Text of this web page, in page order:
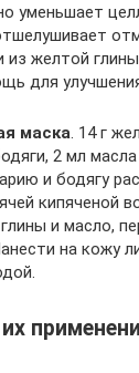
уменьшает
из желтой
для
маска. 14 г
2 мл
и бодягу
кипяченой
и масло,
на кожу